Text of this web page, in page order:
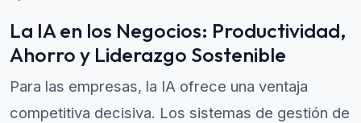
La IA en los Negocios: Productividad,
Ahorro y Liderazgo Sostenible
Para las empresas, la IA ofrece una ventaja
competitiva decisiva. Los sistemas de gestión de